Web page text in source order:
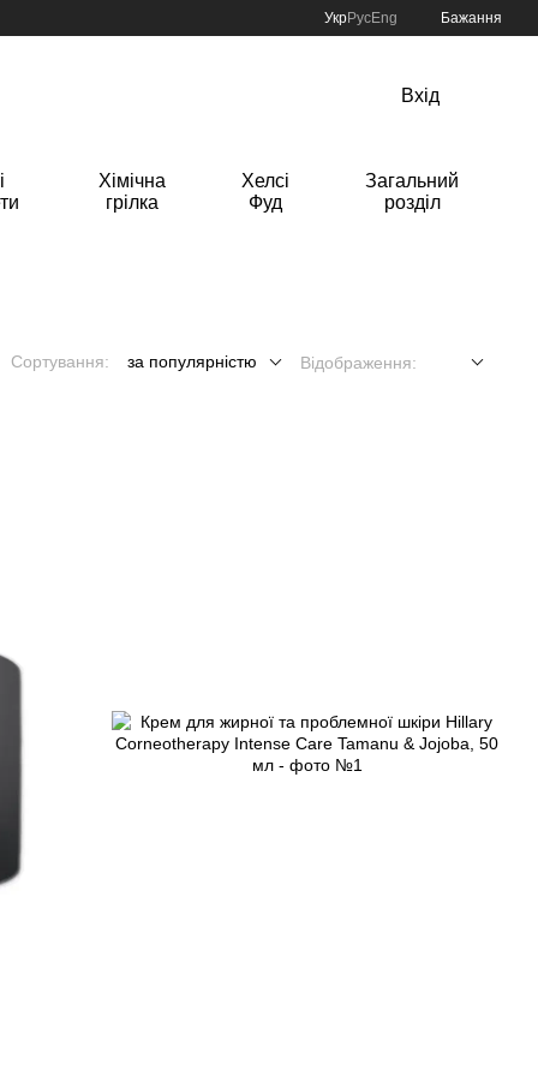
УкрРусEng Бажання
Вхід
Хімічна
грілка
Хелсі
Фуд
Загальний
розділ
Сортування: за популярністю Відображення: